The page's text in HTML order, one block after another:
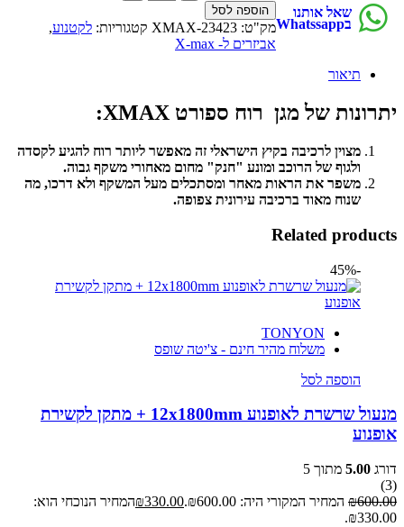
הוספה לסל שאל אותנו
בWhatssapp מק"ט: XMAX-23423 קטגוריות: לקטנוע,
אביזרים ל- X-max
תיאור
יתרונות של מגן רוח ספורט XMAX:
מצוין לרכיבה בקיץ הישראלי זה מאפשר ליותר רוח להגיע לקסדה
ולגוף של הרוכב ומונע "חנק" מחום מאחורי משקף גבוה.
משפר את הראות מאחר ומסתכלים מעל המשקף ולא דרכו, מה
שנוח מאוד ברכיבה עירונית צפופה.
Related products
-45%
TONYON
משלוח מהיר חינם - צ'יטה שופס
הוספה לסל
מנעול שרשרת לאופנוע 12x1800mm + מתקן לקשירת
אופנוע
דורג 5.00 מתוך 5
(3)
₪600.00 המחיר המקורי היה: ₪600.00. ₪330.00
המחיר הנוכחי הוא:
₪330.00.